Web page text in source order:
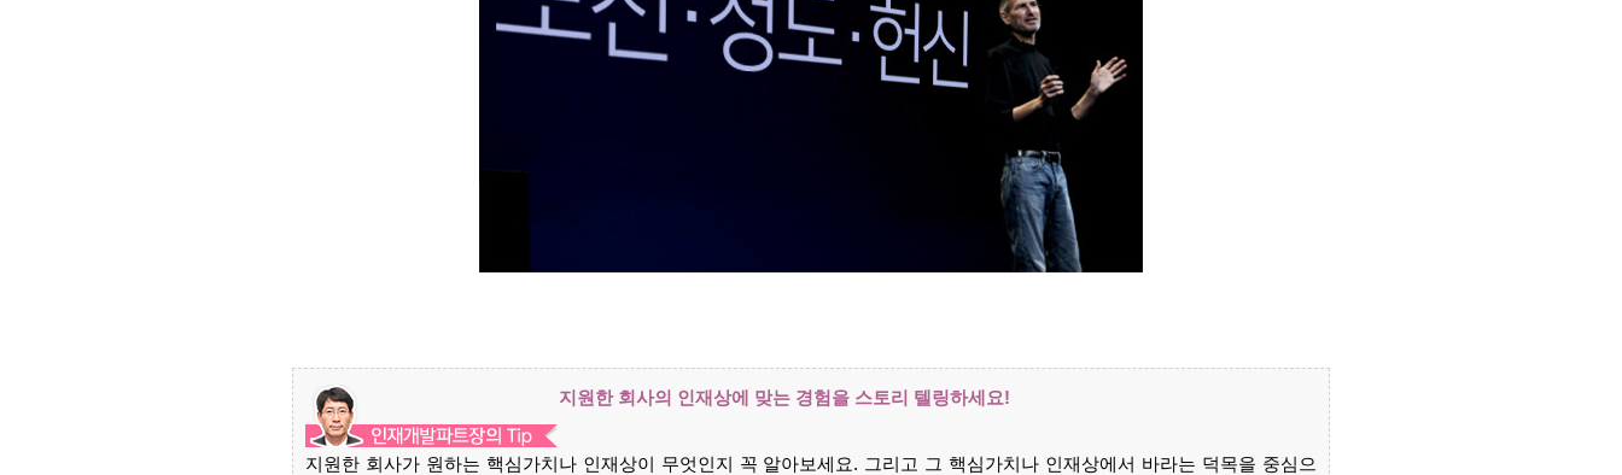
지원한 회사의 인재상에 맞는 경험을 스토리 텔링하세요!
지원한 회사가 원하는 핵심가치나 인재상이 무엇인지 꼭 알아보세요. 그리고 그 핵심가치나 인재상에서 바라는 덕목을 중심으